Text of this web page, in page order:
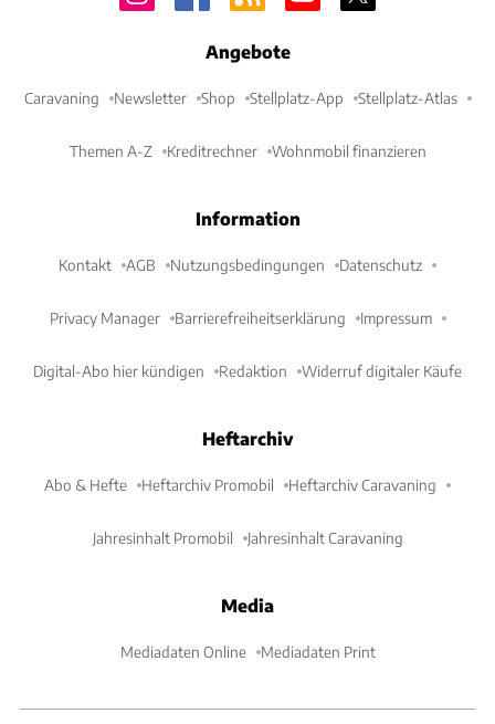
Angebote
Caravaning Newsletter Shop Stellplatz-App Stellplatz-Atlas
Themen A-Z Kreditrechner Wohnmobil finanzieren
Information
Kontakt AGB Nutzungsbedingungen Datenschutz
Privacy Manager Barrierefreiheitserklärung Impressum
Digital-Abo hier kündigen Redaktion Widerruf digitaler Käufe
Heftarchiv
Abo & Hefte Heftarchiv Promobil Heftarchiv Caravaning
Jahresinhalt Promobil Jahresinhalt Caravaning
Media
Mediadaten Online Mediadaten Print